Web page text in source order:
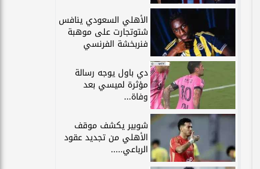
الأهلي السعودي ينافس
شتوتجارت على موهبة
فنربخشة الفرنسي
دي باول يوجه رسالة
مؤثرة لميسي بعد
وفاة...
شوبير يكشف موقف
الأهلي من تجديد عقود
الرباعي.....